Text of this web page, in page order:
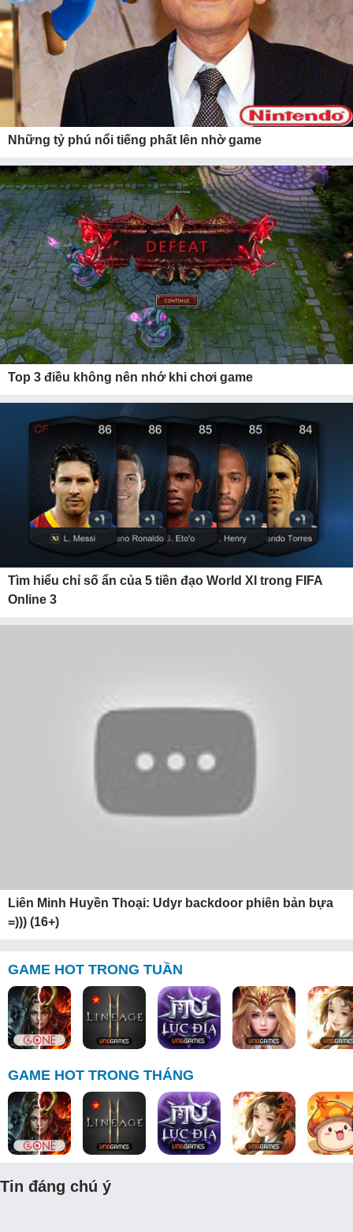
Những tỷ phú nổi tiếng phất lên nhờ game
Top 3 điều không nên nhớ khi chơi game
Tìm hiểu chỉ số ẩn của 5 tiền đạo World XI trong FIFA
Online 3
Liên Minh Huyền Thoại: Udyr backdoor phiên bản bựa
=))) (16+)
GAME HOT TRONG TUẦN
GAME HOT TRONG THÁNG
Tin đáng chú ý